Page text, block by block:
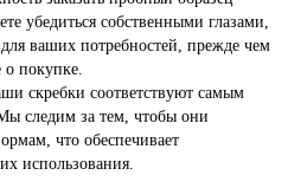
убедиться собственными глазами,
ваших потребностей, прежде чем
о покупке.
скребки соответствуют самым
следим за тем, чтобы они
что обеспечивает
использования.